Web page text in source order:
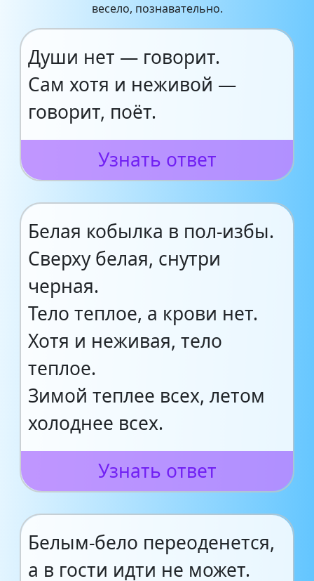
весело, познавательно.
Души нет — говорит.
Сам хотя и неживой —
говорит, поёт.
Узнать ответ
Белая кобылка в пол-избы.
Сверху белая, снутри
черная.
Тело теплое, а крови нет.
Хотя и неживая, тело
теплое.
Зимой теплее всех, летом
холоднее всех.
Узнать ответ
Белым-бело переоденется,
а в гости идти не может.